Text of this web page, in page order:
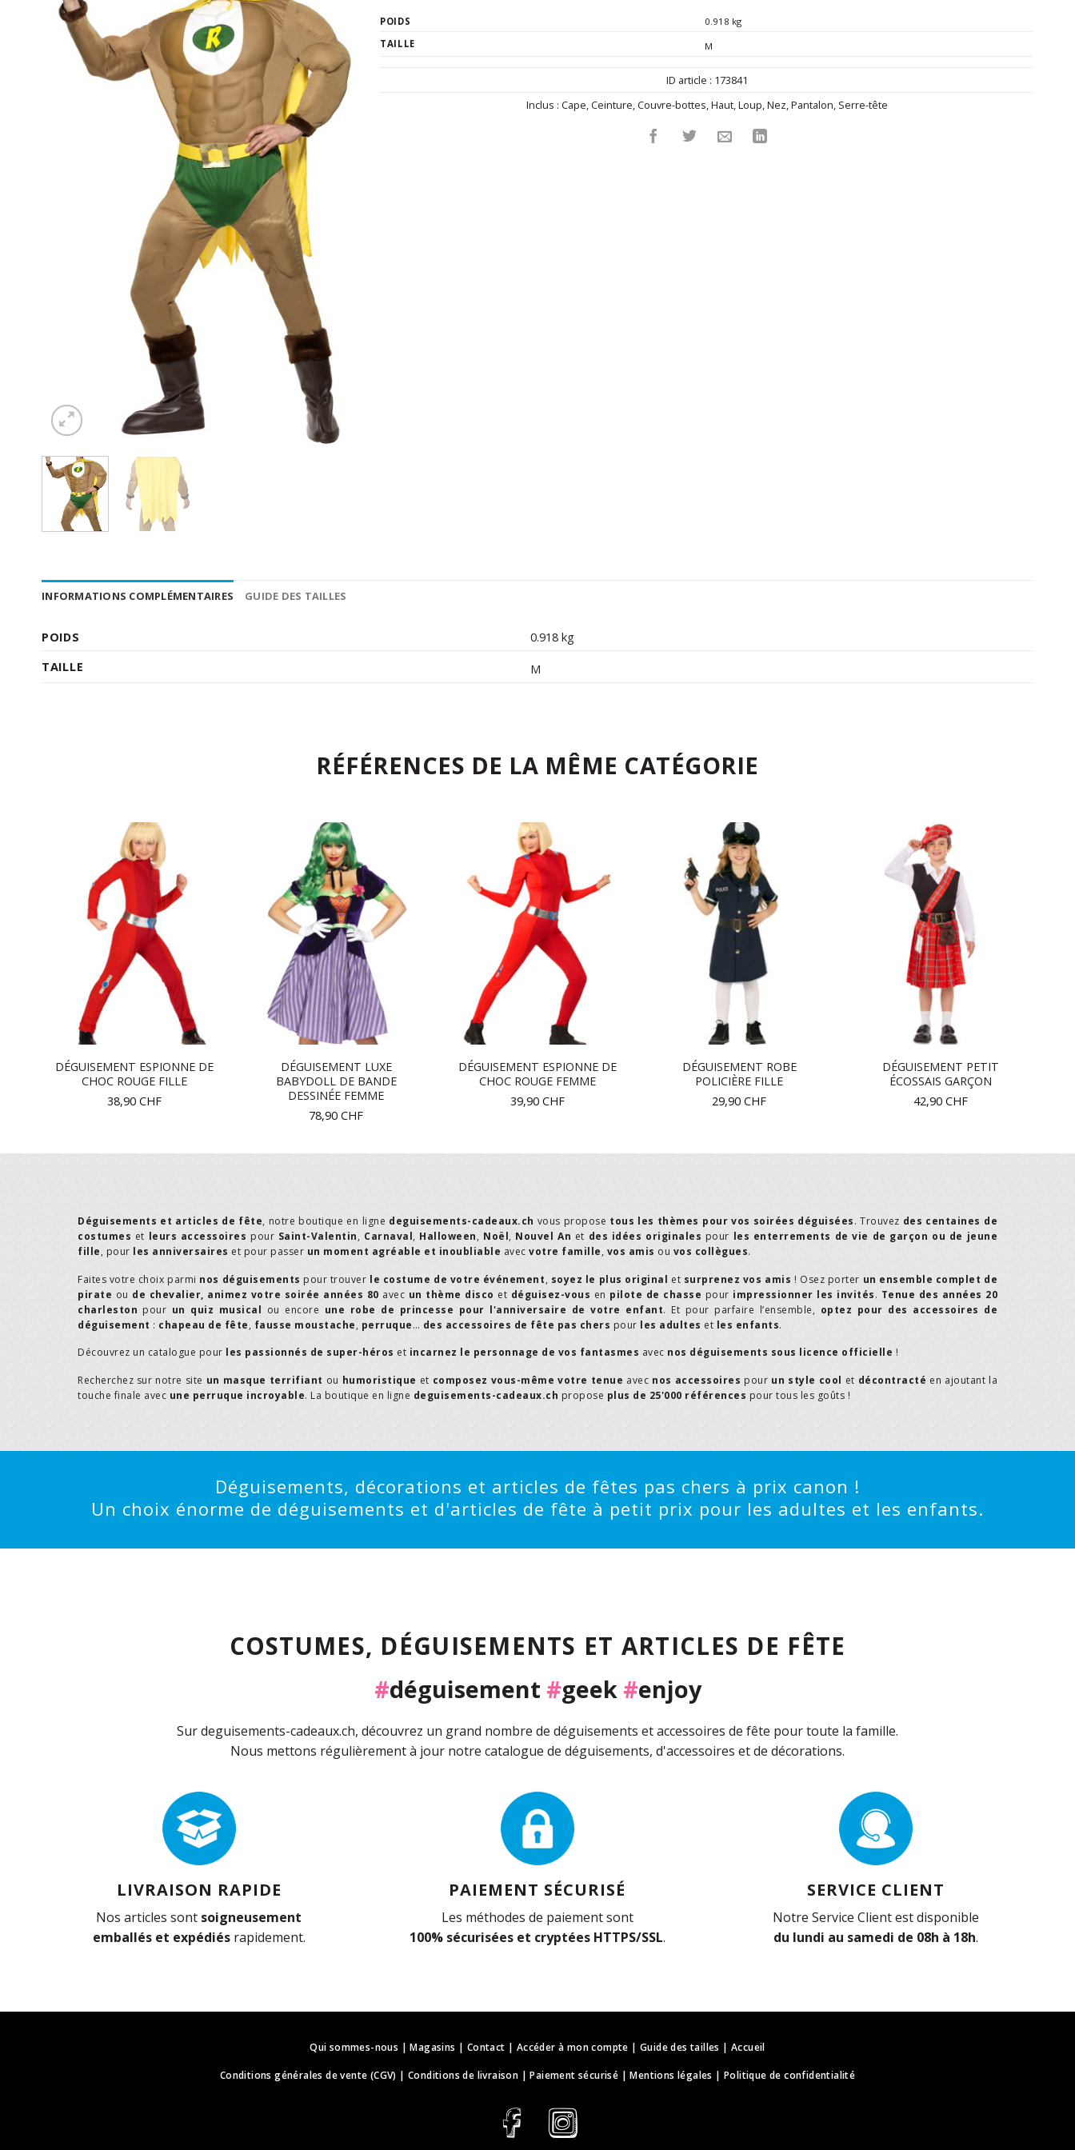
POIDS
0.918 kg
TAILLE
M
ID article : 173841
Inclus : Cape Ceinture Couvre-bottes Haut, Loup Nez Pantalon Serre-tête
INFORMATIONS COMPLÉMENTAIRES GUIDE DES TAILLES
POIDS
0.918 kg
TAILLE
M
RÉFÉRENCES DE LA MÊME CATÉGORIE
DÉGUISEMENT ESPIONNE DE
CHOC ROUGE FILLE
38,90 CHF
DÉGUISEMENT LUXE
BABYDOLL DE BANDE
DESSINÉE FEMME
78,90 CHF
DÉGUISEMENT ESPIONNE DE
CHOC ROUGE FEMME
39,90 CHF
DÉGUISEMENT ROBE
POLICIÈRE FILLE
29,90 CHF
DÉGUISEMENT PETIT
ÉCOSSAIS GARÇON
42,90 CHF
Déguisements et articles de fête, notre boutique en ligne deguisements-cadeaux.ch vous propose tous les thèmes pour vos soirées déguisées. Trouvez des centaines de
costumes et leurs accessoires pour Saint-Valentin, Carnaval, Halloween, Noël, Nouvel An et des idées originales pour les enterrements de vie de garçon ou de jeune
fille, pour les anniversaires et pour passer un moment agréable et inoubliable avec votre famille, vos amis ou vos collègues.
Faites votre choix parmi nos déguisements pour trouver le costume de votre événement, soyez le plus original et surprenez vos amis ! Osez porter un ensemble complet de
pirate ou de chevalier, animez votre soirée années 80 avec un thème disco et déguisez-vous en pilote de chasse pour impressionner les invités. Tenue des années 20
charleston pour un quiz musical ou encore une robe de princesse pour l'anniversaire de votre enfant. Et pour parfaire l’ensemble, optez pour des accessoires de
déguisement : chapeau de fête, fausse moustache, perruque… des accessoires de fête pas chers pour les adultes et les enfants.
Découvrez un catalogue pour les passionnés de super-héros et incarnez le personnage de vos fantasmes avec nos déguisements sous licence officielle !
Recherchez sur notre site un masque terrifiant ou humoristique et composez vous-même votre tenue avec nos accessoires pour un style cool et décontracté en ajoutant la
touche finale avec une perruque incroyable. La boutique en ligne deguisements-cadeaux.ch propose plus de 25'000 références pour tous les goûts !
Déguisements, décorations et articles de fêtes pas chers à prix canon !
Un choix énorme de déguisements et d'articles de fête à petit prix pour les adultes et les enfants.
COSTUMES, DÉGUISEMENTS ET ARTICLES DE FÊTE
#déguisement #geek #enjoy
Sur deguisements-cadeaux.ch, découvrez un grand nombre de déguisements et accessoires de fête pour toute la famille.
Nous mettons régulièrement à jour notre catalogue de déguisements, d'accessoires et de décorations.
LIVRAISON RAPIDE
Nos articles sont soigneusement
emballés et expédiésrapidement.
PAIEMENT SÉCURISÉ
Les méthodes de paiement sont
100% sécurisées et cryptées HTTPS/SSL.
SERVICE CLIENT
Notre Service Client est disponible
du lundi au samedi de 08h à 18h.
Qui sommes-nous |Magasins | Contact | Accéder à mon compte |Guide des tailles |Accueil
Conditions générales de vente (CGV) | Conditions de livraison |Paiement sécurisé |Mentions légales |Politique de confidentialité